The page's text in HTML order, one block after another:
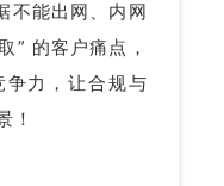
不能出网、内网
” 的客户痛点，
力，让合规与
！